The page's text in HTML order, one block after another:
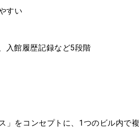
すい
入館履歴記録など5段階
」をコンセプトに、1つのビル内で